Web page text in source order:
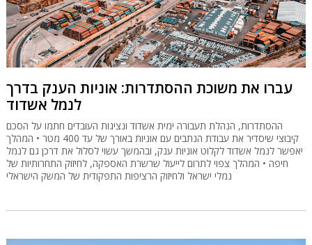
עברו את משוכת ההסתדרות: אוניות הענק בדרך
לנמל אשדוד
ההסתדרות, הנהלת תעבורה ימית אשדוד ונציגות העובדים חתמו על הסכם
קיבוצי שיסדיר את עבודת הנתבים עם אוניות באורך של עד 400 מטר • המהלך
יאפשר לנמל אשדוד לקלוט אוניות ענק, ובהמשך עשוי לסלול את דרכן גם לנמל
חיפה • המהלך צפוי לתרום לייעול שרשרת האספקה, לחיזוק התחרותיות של
נמלי ישראל ולחיזוק הרציפות התפקודית של המשק הישראלי